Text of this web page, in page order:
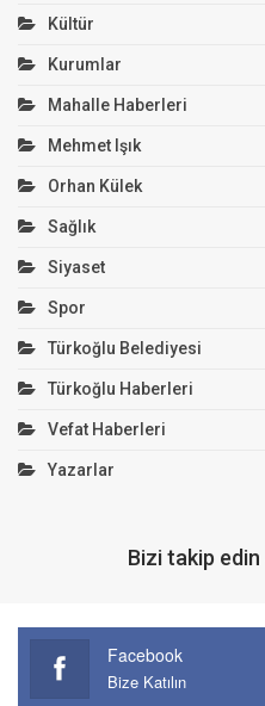
Kültür
Kurumlar
Mahalle Haberleri
Mehmet Işık
Orhan Külek
Sağlık
Siyaset
Spor
Türkoğlu Belediyesi
Türkoğlu Haberleri
Vefat Haberleri
Yazarlar
Bizi takip edin
Facebook
Bize Katılın